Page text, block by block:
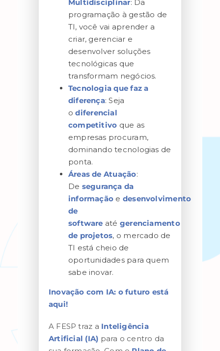
Multidisciplinar: Da
programação à gestão de
TI, você vai aprender a
criar, gerenciar e
desenvolver soluções
tecnológicas que
transformam negócios.
Tecnologia que faz a
diferença: Seja
odiferencial
competitivo que as
empresas procuram,
dominando tecnologias de
ponta.
Áreas de Atuação:
De segurança da
informação e desenvolvimento
de
software até gerenciamento
de projetos, o mercado de
TI está cheio de
oportunidades para quem
sabe inovar.
Inovação com IA: o futuro está
aqui!
A FESP traz a Inteligência
Artificial (IA) para o centro da